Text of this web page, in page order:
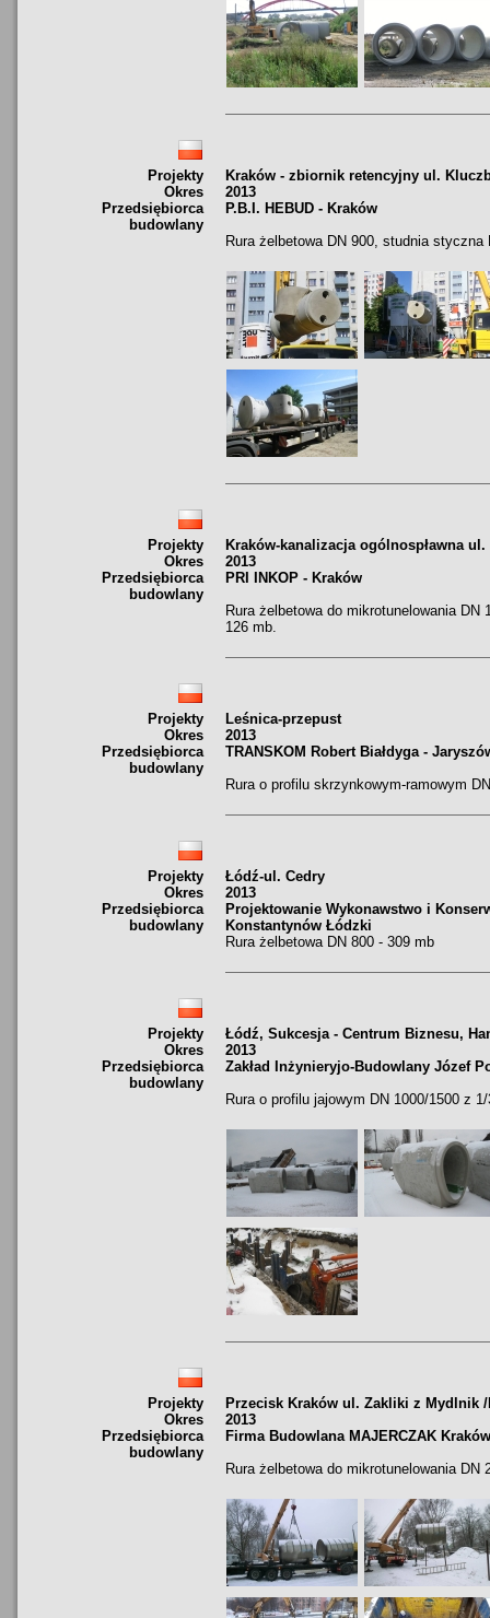
Projekty
Kraków - zbiornik retencyjny ul.
Okres
2013
Przedsiębiorca
budowlany
P.B.I. HEBUD - Kraków
Rura żelbetowa DN 900, studnia
Projekty
Kraków-kanalizacja ogólnospławna
Okres
2013
Przedsiębiorca
budowlany
PRI INKOP - Kraków
Rura żelbetowa do mikrotunelowania DN
126 mb.
Projekty
Leśnica-przepust
Okres
2013
Przedsiębiorca
budowlany
TRANSKOM Robert Białdyga -
Rura o profilu skrzynkowym-ramowym
Projekty
Łódź-ul. Cedry
Okres
2013
Przedsiębiorca
budowlany
Projektowanie Wykonawstwo i
Konstantynów Łódzki
Rura żelbetowa DN 800 - 309 mb
Projekty
Łódź, Sukcesja - Centrum Biznesu,
Okres
2013
Przedsiębiorca
budowlany
Zakład Inżynieryjo-Budowlany Józef
Rura o profilu jajowym DN 1000/1500 z
Projekty
Przecisk Kraków ul. Zakliki z Mydlnik
Okres
2013
Przedsiębiorca
budowlany
Firma Budowlana MAJERCZAK Kraków
Rura żelbetowa do mikrotunelowania DN